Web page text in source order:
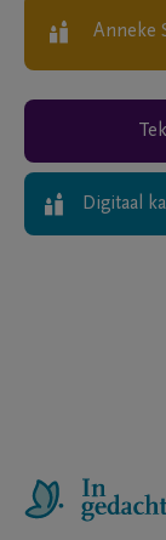
Anneke
Digitaal